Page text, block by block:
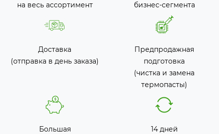
на весь ассортимент
бизнес-сегмента
Доставка
(отправка в день заказа)
Предпродажная
подготовка
(чистка и замена
термопасты)
Большая
14 дней